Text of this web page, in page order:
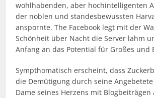
wohlhabenden, aber hochintelligenten
der noblen und standesbewussten
anspornte. The Facebook legt mit der
Schönheit über Nacht die Server lahm
Anfang an das Potential für Großes und
Sympthomatisch erscheint, dass
die Demütigung durch seine
Dame seines Herzens mit